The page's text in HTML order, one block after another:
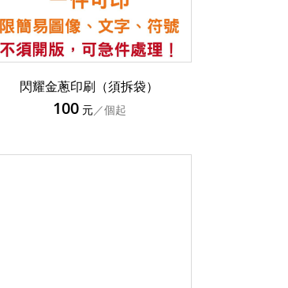
閃耀金蔥印刷（須拆袋）
100 元／個起